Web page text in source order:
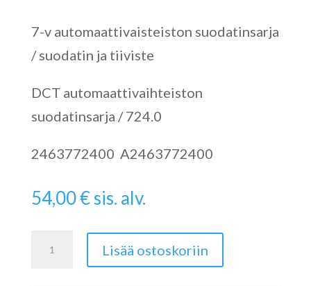
7-v automaattivaisteiston suodatinsarja
/ suodatin ja tiiviste
DCT automaattivaihteiston
suodatinsarja / 724.0
2463772400 A2463772400
54,00€sis. alv.
automaattivaihteiston
Lisää ostoskoriin